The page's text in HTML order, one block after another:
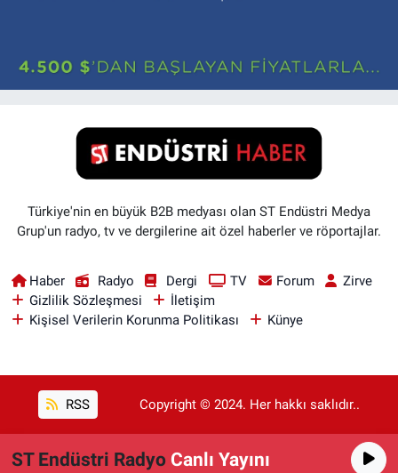
Türkiye'nin en büyük B2B medyası olan ST Endüstri Medya
Grup'un radyo, tv ve dergilerine ait özel haberler ve röportajlar.
Haber Radyo Dergi TV Forum
Zirve
Gizlilik Sözleşmesi
İletişim
Kişisel Verilerin Korunma Politikası
Künye
RSS Copyright © 2024. Her hakkı saklıdır..
Haber Yazılımı: TE Bilişim
ST Endüstri Radyo Canlı Yayını